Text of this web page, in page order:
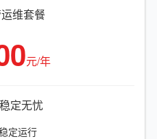
维套餐
元/年
定无忧
定运行